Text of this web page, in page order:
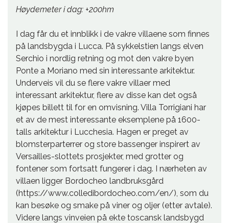
Høydemeter i dag: +200hm
I dag får du et innblikk i de vakre villaene som finnes
på landsbygda i Lucca. På sykkelstien langs elven
Serchio i nordlig retning og mot den vakre byen
Ponte a Moriano med sin interessante arkitektur.
Underveis vil du se flere vakre villaer med
interessant arkitektur, flere av disse kan det også
kjøpes billett til for en omvisning. Villa Torrigiani har
et av de mest interessante eksemplene på 1600-
talls arkitektur i Lucchesia. Hagen er preget av
blomsterparterrer og store bassenger inspirert av
Versailles-slottets prosjekter, med grotter og
fontener som fortsatt fungerer i dag. I nærheten av
villaen ligger Bordocheo landbruksgård
(https://www.colledibordocheo.com/en/), som du
kan besøke og smake på viner og oljer (etter avtale).
Videre langs vinveien på ekte toscansk landsbygd